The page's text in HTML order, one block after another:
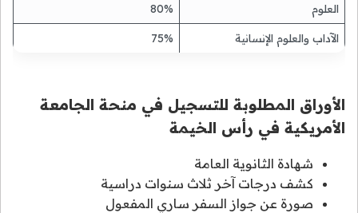
العلوم 80%
الآداب والعلوم الإنسانية 75%
الأوراق المطلوبة للتسجيل في منحة الجامعة
الأمريكية في رأس الخيمة
شهادة الثانوية العامة
كشف درجات آخر ثلاث سنوات دراسية
صورة عن جواز السفر ساري المفعول